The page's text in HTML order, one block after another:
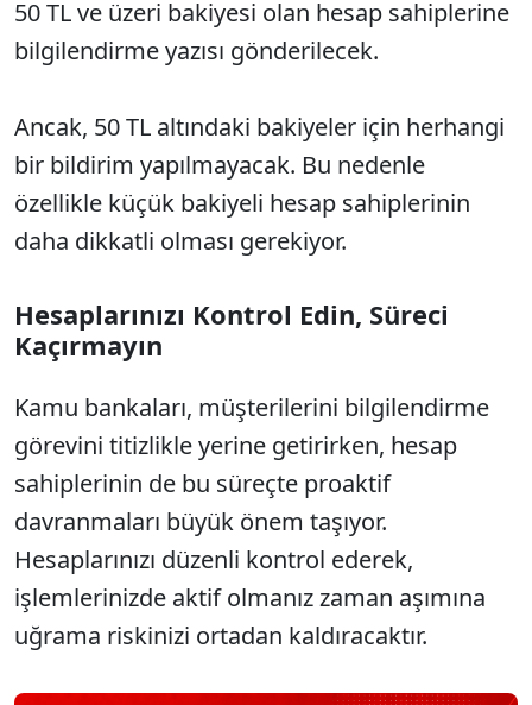
50 TL ve üzeri bakiyesi olan hesap sahiplerine
bilgilendirme yazısı gönderilecek.
Ancak, 50 TL altındaki bakiyeler için herhangi
bir bildirim yapılmayacak. Bu nedenle
özellikle küçük bakiyeli hesap sahiplerinin
daha dikkatli olması gerekiyor.
Hesaplarınızı Kontrol Edin, Süreci
Kaçırmayın
Kamu bankaları, müşterilerini bilgilendirme
görevini titizlikle yerine getirirken, hesap
sahiplerinin de bu süreçte proaktif
davranmaları büyük önem taşıyor.
Hesaplarınızı düzenli kontrol ederek,
işlemlerinizde aktif olmanız zaman aşımına
uğrama riskinizi ortadan kaldıracaktır.